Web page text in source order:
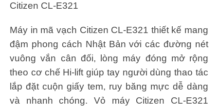
Citizen CL-E321
Máy in mã vạch Citizen CL-E321 thiết kế mang
đậm phong cách Nhật Bản với các đường nét
vuông vắn cân đối, lòng máy đóng mở rộng
theo cơ chế Hi-lift giúp tay người dùng thao tác
lắp đặt cuộn giấy tem, ruy băng mực dễ dàng
và nhanh chóng. Vỏ máy Citizen CL-E321